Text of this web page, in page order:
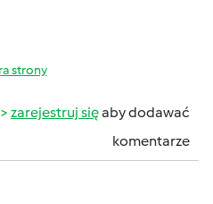
strony
zarejestruj sięaby dodawać
komentarze